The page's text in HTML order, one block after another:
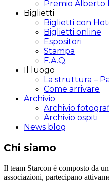
Premio Alberto
Biglietti
Biglietti con
Biglietti online
Espositori
Stampa
F.A.Q.
Il luogo
La struttura –
Come arrivare
Archivio
Archivio
Archivio ospiti
News blog
Chi siamo
Il team Starcon è composto da
associazioni, partecipano